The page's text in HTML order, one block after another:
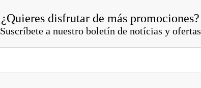
¿Quieres disfrutar de más promociones?
Suscríbete a nuestro boletín de notícias y ofertas